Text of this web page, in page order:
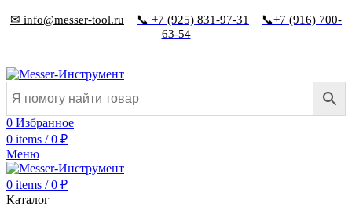
✉ info@messer-tool.ru 📞 +7 (925) 831-97-31
📞+7 (916) 700-
63-54
0 Избранное
0 items / 0 ₽
Меню
0 items / 0 ₽
Каталог